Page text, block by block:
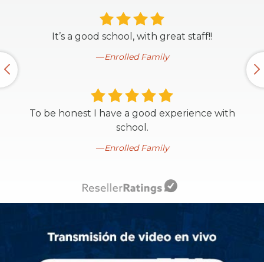
It’s a good school, with great staff!!
Enrolled Family
To be honest I have a good experience with
school.
Enrolled Family